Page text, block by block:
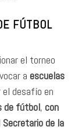
FÚTBOL
el torneo
a escuelas
el desafío en
de fútbol, con
Secretario de la